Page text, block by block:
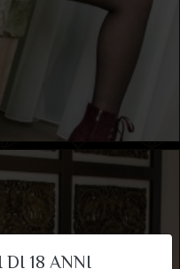
DI 18 ANNI